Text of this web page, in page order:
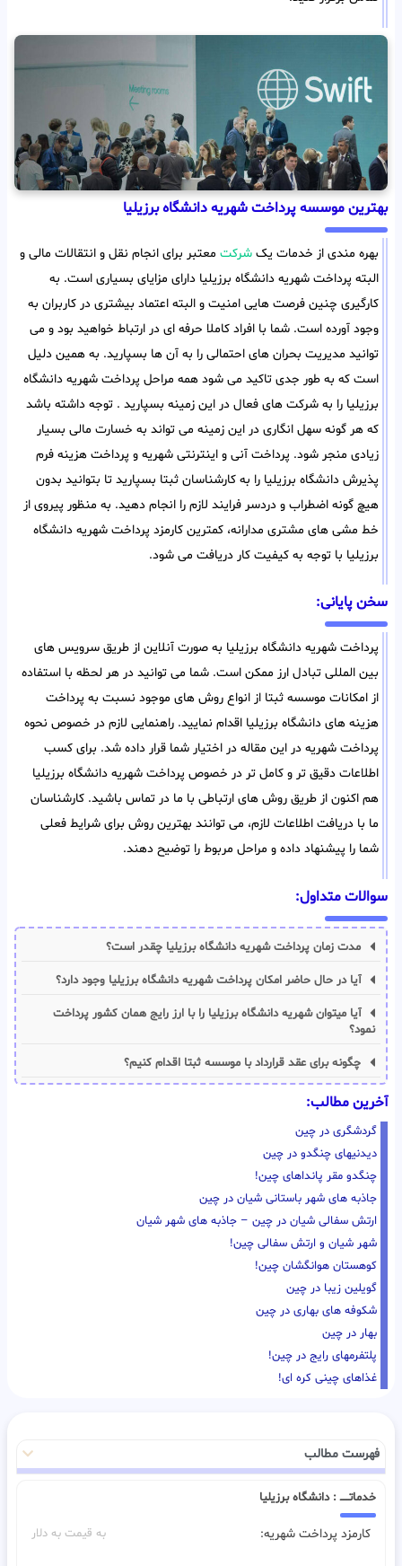
بهترین موسسه پرداخت شهریه دانشگاه برزیلیا
بهره مندی از خدمات یک شرکت معتبر برای انجام نقل و انتقالات مالی و
البته پرداخت شهریه دانشگاه برزیلیا دارای مزایای بسیاری است. به
کارگیری چنین فرصت هایی امنیت و البته اعتماد بیشتری در کاربران به
وجود آورده است. شما با افراد کاملا حرفه ای در ارتباط خواهید بود و می
توانید مدیریت بحران های احتمالی را به آن ها بسپارید. به همین دلیل
است که به طور جدی تاکید می شود همه مراحل پرداخت شهریه دانشگاه
برزیلیا را به شرکت های فعال در این زمینه بسپارید . توجه داشته باشد
که هر گونه سهل انگاری در این زمینه می تواند به خسارت مالی بسیار
زیادی منجر شود. پرداخت آنی و اینترنتی شهریه و پرداخت هزینه فرم
پذیرش دانشگاه برزیلیا را به کارشناسان ثبتا بسپارید تا بتوانید بدون
هیچ گونه اضطراب و دردسر فرایند لازم را انجام دهید. به منظور پیروی از
خط مشی های مشتری مدارانه، کمترین کارمزد پرداخت شهریه دانشگاه
برزیلیا با توجه به کیفیت کار دریافت می شود.
سخن پایانی:
پرداخت شهریه دانشگاه برزیلیا به صورت آنلاین از طریق سرویس های
بین المللی تبادل ارز ممکن است. شما می توانید در هر لحظه با استفاده
از امکانات موسسه ثبتا از انواع روش های موجود نسبت به پرداخت
هزینه های دانشگاه برزیلیا اقدام نمایید. راهنمایی لازم در خصوص نحوه
پرداخت شهریه در این مقاله در اختیار شما قرار داده شد. برای کسب
اطلاعات دقیق تر و کامل تر در خصوص پرداخت شهریه دانشگاه برزیلیا
هم اکنون از طریق روش های ارتباطی با ما در تماس باشید. کارشناسان
ما با دریافت اطلاعات لازم، می توانند بهترین روش برای شرایط فعلی
شما را پیشنهاد داده و مراحل مربوط را توضیح دهند.
سوالات متداول:
مدت زمان پرداخت شهریه دانشگاه برزیلیا چقدر است؟
آیا در حال حاضر امکان پرداخت شهریه دانشگاه برزیلیا وجود دارد؟
آیا میتوان شهریه دانشگاه برزیلیا را با ارز رایج همان کشور پرداخت
نمود؟
چگونه برای عقد قرارداد با موسسه ثبتا اقدام کنیم؟
آخرین مطالب:
گردشگری در چین
دیدنیهای چنگدو در چین
چنگدو مقر پانداهای چین!
جاذبه های شهر باستانی شیان در چین
ارتش سفالی شیان در چین – جاذبه های شهر شیان
شهر شیان و ارتش سفالی چین!
کوهستان هوانگشان چین!
گویلین زیبا در چین
شکوفه های بهاری در چین
بهار در چین
پلتفرمهای رایج در چین!
غذاهای چینی کره ای!
فهرست مطالب
خدماتـــــ : دانشگاه برزیلیا
کارمزد پرداخت شهریه: به قیمت به دلار